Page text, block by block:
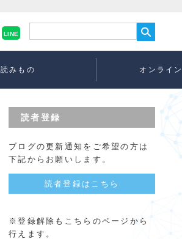
LINE
読みもの オンライ
読者登録
ブログの更新通知をご希望の方は
下記からお願いします。
読者登録はこちら
※登録解除もこちらのページから
行えます。